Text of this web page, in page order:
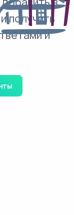
получить
и